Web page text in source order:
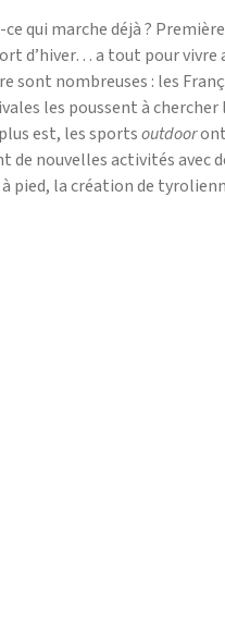
qui marche déjà ?
d’hiver… a tout pour vivre
sont nombreuses : les
les poussent à
est, les sportsoutdooront
nouvelles activités avec
pied, la création de